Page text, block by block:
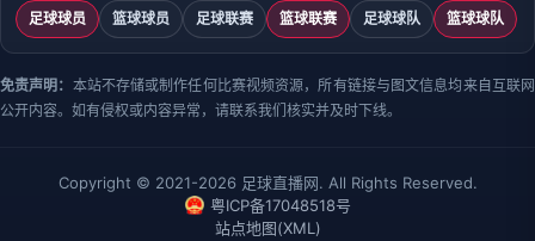
足球球员 篮球球员 足球联赛 篮球联赛 足球球队 篮球球队
免责声明： 本站不存储或制作任何比赛视频资源，所有链接与图文信息均来自互联网
公开内容。如有侵权或内容异常，请联系我们核实并及时下线。
Copyright © 2021-2026 足球直播网. All Rights Reserved.
粤ICP备17048518号
站点地图(XML)